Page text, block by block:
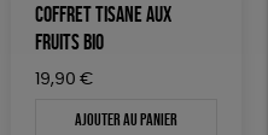
COFFRET TISANE AUX
FRUITS BIO
19,90 €
Ajouter au panier